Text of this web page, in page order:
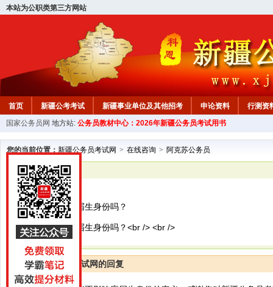
本站为公职类第三方网站
首页 新疆公考考试 新疆事业单位及其他招考 申论资料 行测资
新疆公务员行测试题 在线咨询 教材中心
国家公务员网 地方站: 公务员教材中心：2026年新疆公务员考试用书
您的当前位置： 新疆公务员考试网 > 在线咨询 > 阿克苏公务员
已解决
阿克苏公务员
三方协议影响应届生身份吗？
三方协议影响应届生身份吗？<br /> <br />
新疆公务员考试网的回复